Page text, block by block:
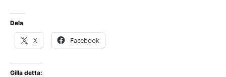
Dela
X Facebook
Gilla detta: